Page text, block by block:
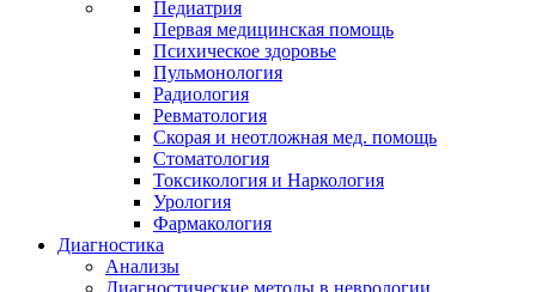
Педиатрия
Первая медицинская помощь
Психическое здоровье
Пульмонология
Радиология
Ревматология
Скорая и неотложная мед. помощь
Стоматология
Токсикология и Наркология
Урология
Фармакология
Диагностика
Анализы
Диагностические методы в неврологии